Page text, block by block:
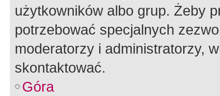
użytkowników albo grup. Żeby
potrzebować specjalnych
moderatorzy i administratorzy,
skontaktować.
Góra